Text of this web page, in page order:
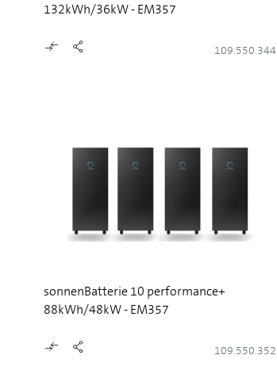
132kWh/36kW - EM357
109.550.344
sonnenBatterie 10 performance+
88kWh/48kW - EM357
109.550.352